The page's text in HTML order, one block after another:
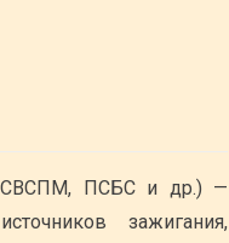
ПСБС и др.) —
зажигания,